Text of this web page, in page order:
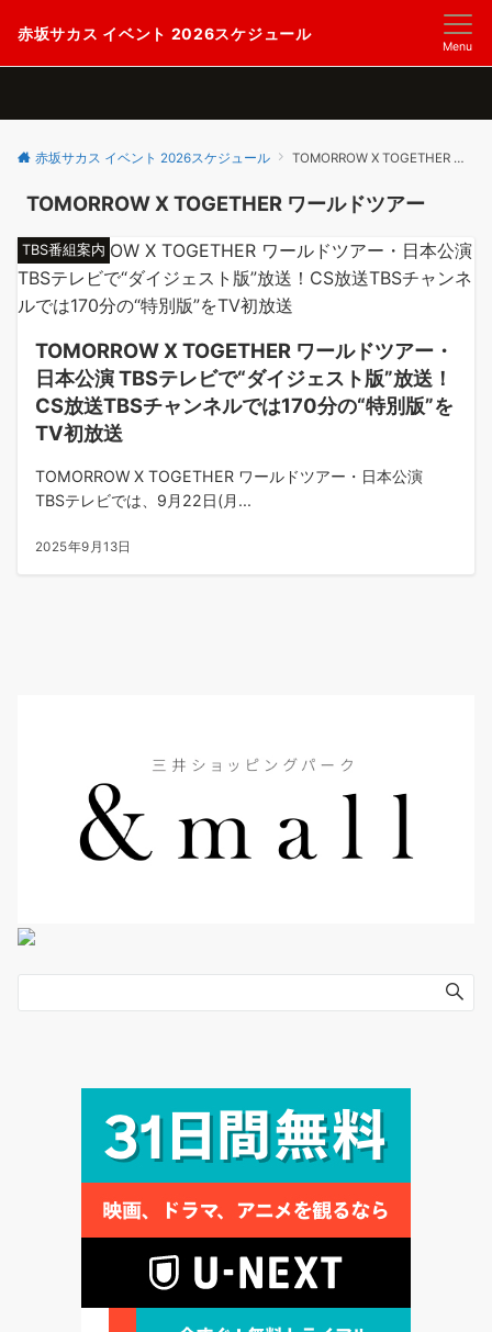
赤坂サカス イベント 2026スケジュール
Menu
赤坂サカス イベント 2026スケジュール TOMORROW X TOGETHER ワールドツアー
TOMORROW X TOGETHER ワールドツアー
TBS番組案内
TOMORROW X TOGETHER ワールドツアー・
日本公演 TBSテレビで“ダイジェスト版”放送！
CS放送TBSチャンネルでは170分の“特別版”を
TV初放送
TOMORROW X TOGETHER ワールドツアー・日本公演
TBSテレビでは、9月22日(月...
2025年9月13日